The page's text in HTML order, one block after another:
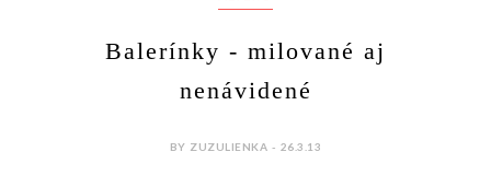
Balerínky - milované aj
nenávidené
BY ZUZULIENKA - 26.3.13